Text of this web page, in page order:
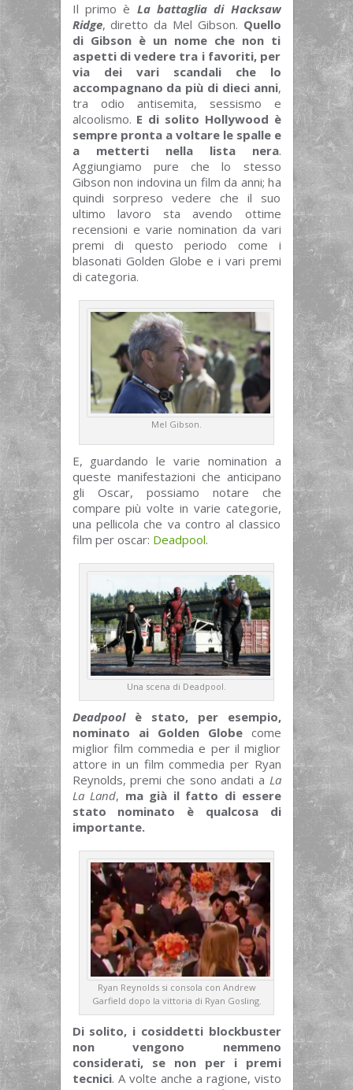
Il primo è La battaglia di Hacksaw
Ridge, diretto da Mel Gibson. Quello
di Gibson è un nome che non ti
aspetti di vedere tra i favoriti, per
via dei vari scandali che lo
accompagnano da più di dieci anni,
tra odio antisemita, sessismo e
alcoolismo. E di solito Hollywood è
sempre pronta a voltare le spalle e
a metterti nella lista nera.
Aggiungiamo pure che lo stesso
Gibson non indovina un film da anni; ha
quindi sorpreso vedere che il suo
ultimo lavoro sta avendo ottime
recensioni e varie nomination da vari
premi di questo periodo come i
blasonati Golden Globe e i vari premi
di categoria.
Mel Gibson.
E, guardando le varie nomination a
queste manifestazioni che anticipano
gli Oscar, possiamo notare che
compare più volte in varie categorie,
una pellicola che va contro al classico
film per oscar: Deadpool.
Una scena di Deadpool.
Deadpoolè stato, per esempio,
nominato ai Golden Globecome
miglior film commedia e per il miglior
attore in un film commedia per Ryan
Reynolds, premi che sono andati a La
La Land, ma già il fatto di essere
stato nominato è qualcosa di
importante.
Ryan Reynolds si consola con Andrew
Garfield dopo la vittoria di Ryan Gosling.
Di solito, i cosiddetti blockbuster
non vengono nemmeno
considerati, se non per i premi
tecnici. A volte anche a ragione, visto